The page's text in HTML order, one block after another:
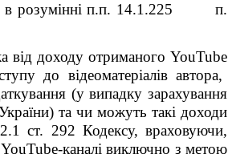
в розумінні п.п. 14.1.225 п.
від доходу отриманогоYouTube
до відеоматеріалів автора,
(у випадку зарахування
та чи можуть такі доходи
ст. 292 Кодексу, враховуючи,
YouTube-каналі виключно з метою